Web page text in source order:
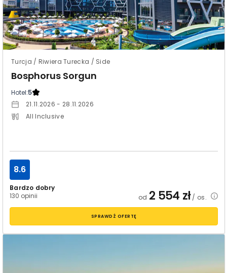
Turcja / Riwiera Turecka / Side
Bosphorus Sorgun
Hotel:5
21.11.2026 - 28.11.2026
All Inclusive
Bardzo dobry
130 opinii
8.6
od 2 554 zł/ os.
SPRAWDŹ OFERTĘ